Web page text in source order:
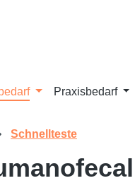
Praxisbedarf
Schnellteste